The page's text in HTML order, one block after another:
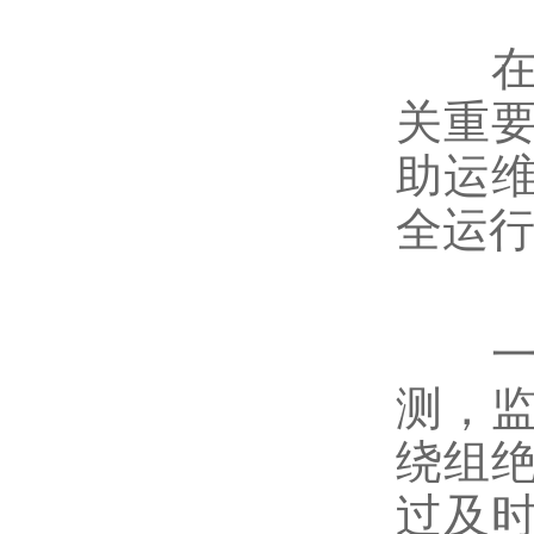
在
关重
助运
全运
一
测，
绕组
过及